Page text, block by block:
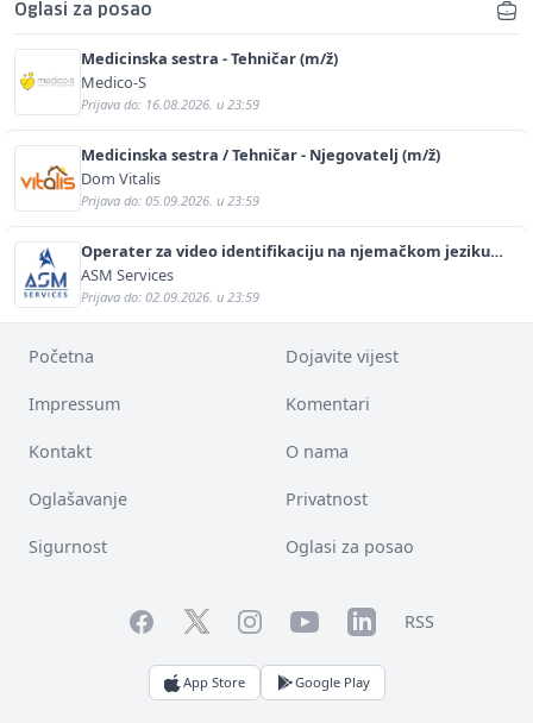
Oglasi za posao
Medicinska sestra - Tehničar (m/ž)
Medico-S
Prijava do: 16.08.2026. u 23:59
Medicinska sestra / Tehničar - Njegovatelj (m/ž)
Dom Vitalis
Prijava do: 05.09.2026. u 23:59
Operater za video identifikaciju na njemačkom jeziku
(m/ž)
ASM Services
Prijava do: 02.09.2026. u 23:59
Početna Dojavite vijest
Impressum Komentari
Kontakt O nama
Oglašavanje Privatnost
Sigurnost Oglasi za posao
FacebookTwitterInstagramYouTubeLinkedInRSS
App Store Google Play